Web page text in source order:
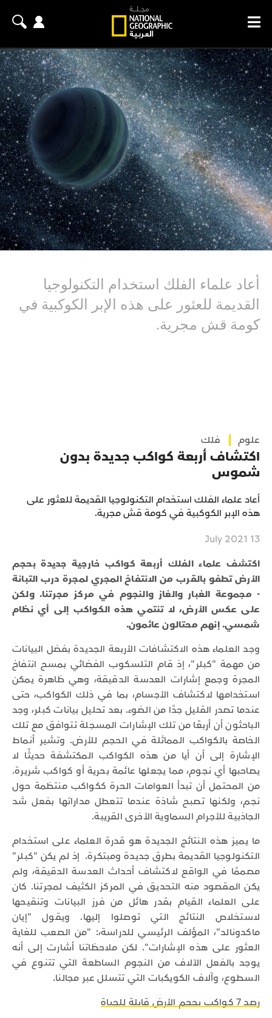
أعاد علماء الفلك استخدام التكنولوجيا
القديمة للعثور على هذه الإبر الكوكبية في
كومة قش مجرية.
علوم فلك
اكتشاف أربعة كواكب جديدة بدون
شموس
أعاد علماء الفلك استخدام التكنولوجيا القديمة للعثور على
هذه الإبر الكوكبية في كومة قش مجرية.
13 July 2021
اكتشف علماء الفلك أربعة كواكب خارجية جديدة بحجم
الأرض تطفو بالقرب من الانتفاخ المجري لمجرة درب التبانة
- مجموعة الغبار والغاز والنجوم في مركز مجرتنا. ولكن
على عكس الأرض، لا تنتمي هذه الكواكب إلى أي نظام
شمسي. إنهم محتالون عائمون.
وجد العلماء هذه الاكتشافات الأربعة الجديدة بفضل البيانات
من مهمة "كبلر"، إذ قام التلسكوب الفضائي بمسح انتفاخ
المجرة وجمع إشارات العدسة الدقيقة، وهي ظاهرة يمكن
استخدامها لاكتشاف الأجسام، بما في ذلك الكواكب، حتى
عندما تصدر القليل جدًا من الضوء. بعد تحليل بيانات كبلر، وجد
الباحثون أن أربعًا من تلك الإشارات المسجلة تتوافق مع تلك
الخاصة بالكواكب المماثلة في الحجم للأرض. وتشير أنماط
الإشارة إلى أن أيا من هذه الكواكب المكتشفة حديثًا لا
يصاحبها أي نجوم، مما يجعلها عائمة بحرية أو كواكب شريرة.
من المحتمل أن تبدأ العوامات الحرة ككواكب منتظمة حول
نجم، ولكنها تصبح شاذة عندما تتعطل مداراتها بفعل شد
الجاذبية للأجرام السماوية الأخرى القريبة.
ما يميز هذه النتائج الجديدة هو قدرة العلماء على استخدام
التكنولوجيا القديمة بطرق جديدة ومبتكرة. إذ لم يكن "كبلر"
مصممًا في الواقع لاكتشاف أحداث العدسة الدقيقة، ولم
يكن المقصود منه التحديق في المركز الكثيف لمجرتنا. كان
على العلماء القيام بقدر هائل من فرز البيانات وتنقيحها
لاستخلاص النتائج التي توصلوا إليها. ويقول "إيان
ماكدونالد"، المؤلف الرئيسي للدراسة،: "من الصعب للغاية
العثور على هذه الإشارات". لكن ملاحظاتنا أشارت إلى أنه
يوجد بالفعل الآلاف من النجوم الساطعة التي تتنوع في
السطوع، وآلاف الكويكبات التي تتسلل عبر مجالنا.
رصد 7 كواكب بحجم الأرض قابلة للحياة